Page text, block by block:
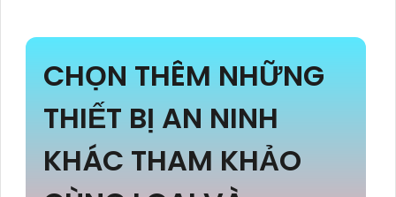
CHỌN THÊM NHỮNG
THIẾT BỊ AN NINH
KHÁC THAM KHẢO